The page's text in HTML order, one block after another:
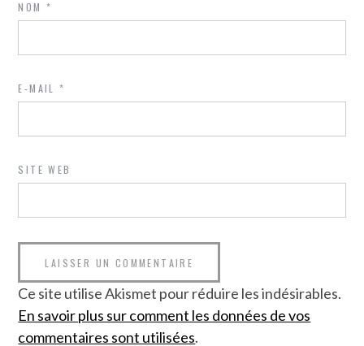
NOM*
E-MAIL*
SITE WEB
Ce site utilise Akismet pour réduire les indésirables.
En savoir plus sur comment les données de vos
commentaires sont utilisées.